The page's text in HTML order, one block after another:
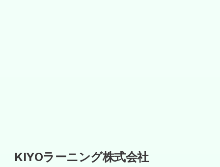
KIYOラーニング株式会社